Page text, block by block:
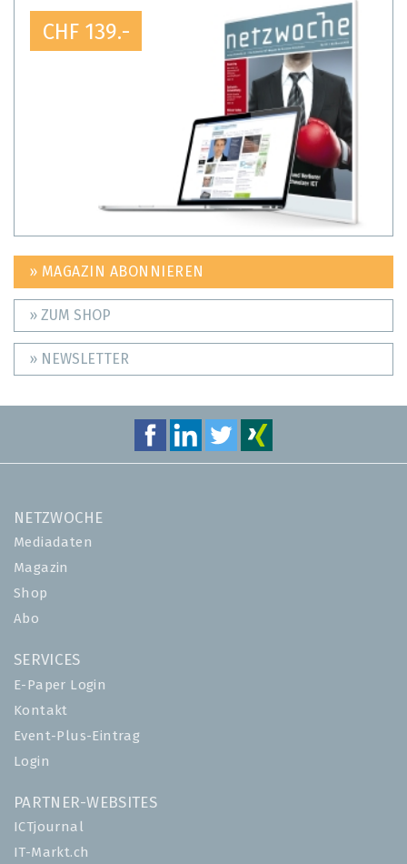
CHF 139.-
» MAGAZIN ABONNIEREN
» ZUM SHOP
» NEWSLETTER
NETZWOCHE
Mediadaten
Magazin
Shop
Abo
SERVICES
E-Paper Login
Kontakt
Event-Plus-Eintrag
Login
PARTNER-WEBSITES
ICTjournal
IT-Markt.ch